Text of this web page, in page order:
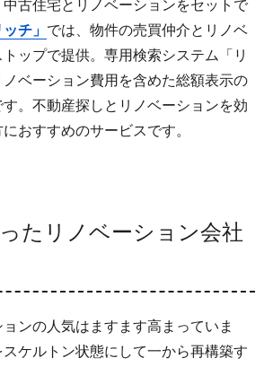
中古住宅とリノベーションをセットで
チ」 では、物件の売買仲介とリノベ
ップで提供。専用検索システム「リ
ノベーション費用を含めた総額表示の
。不動産探しとリノベーションを効
おすすめのサービスです。
たリノベーション会社
ンの人気はますます高まっていま
ケルトン状態にして一から再構築す